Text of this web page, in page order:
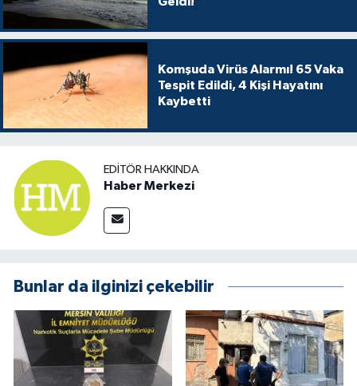
Komşuda Virüs Alarmı! 65 Vaka
Tespit Edildi, 4 Kişi Hayatını
Kaybetti
EDITÖR HAKKINDA
Haber Merkezi
Bunlar da ilginizi çekebilir